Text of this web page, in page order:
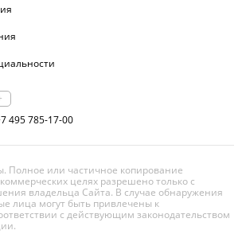
495 785-17-00
Полное или частичное копирование
целях разрешено только с
владельца Сайта. В случае обнаружения
лица могут быть привлечены к
с действующим законодательством